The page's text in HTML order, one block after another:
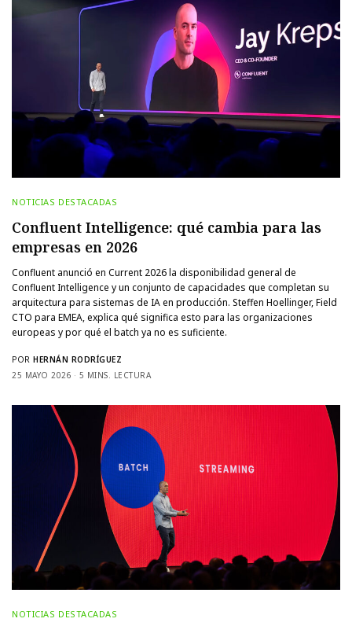
NOTICIAS DESTACADAS
Confluent Intelligence: qué cambia para las
empresas en 2026
Confluent anunció en Current 2026 la disponibilidad general de
Confluent Intelligence y un conjunto de capacidades que completan su
arquitectura para sistemas de IA en producción. Steffen Hoellinger, Field
CTO para EMEA, explica qué significa esto para las organizaciones
europeas y por qué el batch ya no es suficiente.
POR HERNÁN RODRÍGUEZ
25 MAYO 2026
5 MINS. LECTURA
NOTICIAS DESTACADAS